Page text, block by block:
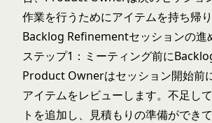
作業を行うためにアイテムを持ち帰り
Backlog Refinementセッションの進
ステップ1：ミーティング前に
Product Ownerはセッション開始前
アイテムをレビューします。不足し
トを追加し、見積もりの準備ができ